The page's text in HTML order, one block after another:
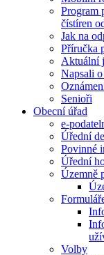
Program
čístíren
Jak na
Příručka
Aktuální
Napsali o
Senioři
Obecní úřad
e-
Úřední
Povinné
Úřední
Územně
Volby